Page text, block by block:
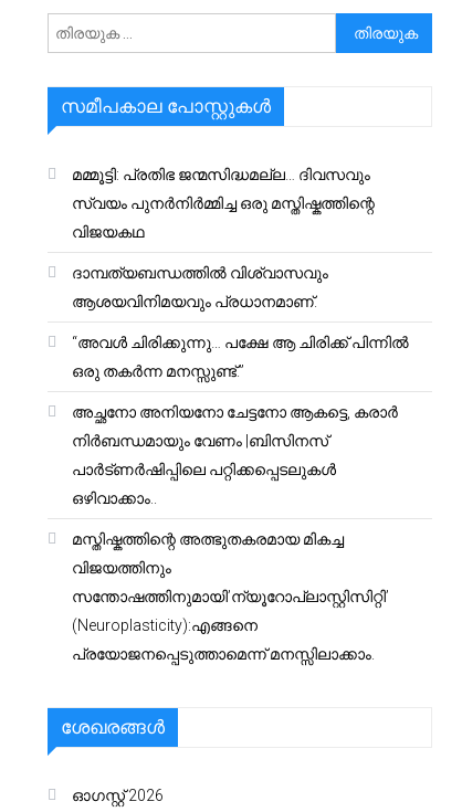
അനേഷിക്കുക
സമീപകാല പോസ്റ്റുകൾ
മമ്മൂട്ടി: പ്രതിഭ ജന്മസിദ്ധമല്ല… ദിവസവും
സ്വയം പുനർനിർമ്മിച്ച ഒരു മസ്തിഷ്കത്തിന്റെ
വിജയകഥ
ദാമ്പത്യബന്ധത്തിൽ വിശ്വാസവും
ആശയവിനിമയവും പ്രധാനമാണ്.
“അവൾ ചിരിക്കുന്നു… പക്ഷേ ആ ചിരിക്ക് പിന്നിൽ
ഒരു തകർന്ന മനസ്സുണ്ട്.”
അച്ഛനോ അനിയനോ ചേട്ടനോ ആകട്ടെ, കരാർ
നിർബന്ധമായും വേണം |ബിസിനസ്
പാർട്ണർഷിപ്പിലെ പറ്റിക്കപ്പെടലുകൾ
ഒഴിവാക്കാം..
മസ്തിഷ്കത്തിന്റെ അത്ഭുതകരമായ മികച്ച
വിജയത്തിനും
സന്തോഷത്തിനുമായി’ന്യൂറോപ്ലാസ്റ്റിസിറ്റി’
(Neuroplasticity):എങ്ങനെ
പ്രയോജനപ്പെടുത്താമെന്ന് മനസ്സിലാക്കാം.
ശേഖരങ്ങൾ
ഓഗസ്റ്റ്‌ 2026